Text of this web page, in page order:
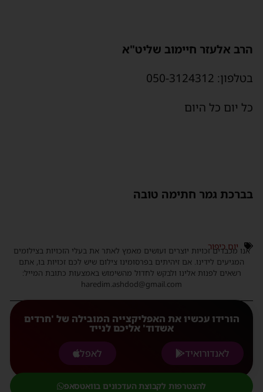
הרב אלעזר חיימוב שליט"א
בטלפון: 050-3124312
כל יום כל היום
בברכת גמר חתימה טובה
יום כיפור
אנו מכבדים זכויות יוצרים ועושים מאמץ לאתר את בעלי הזכויות בצילומים
המגיעים לידינו. אם זיהיתים בפרסומינו צילום שיש לכם זכויות בו, אתם
רשאים לפנות אלינו ולבקש לחדול מהשימוש באמצעות כתובת המייל:
haredim.ashdod@gmail.com
הורידו עכשיו את האפליקצייה המובילה של 'חרדים
אשדוד' אליכם לנייד
לאנדורואיד
לאפל
להצטרפות לקבוצת העדכונים בוואטסאפ